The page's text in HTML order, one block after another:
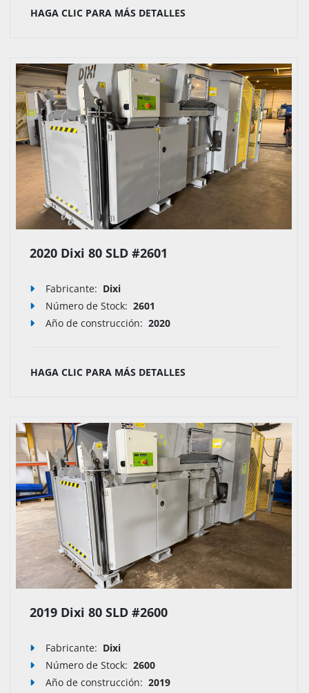
HAGA CLIC PARA MÁS DETALLES
2020 Dixi 80 SLD #2601
Fabricante: Dixi
Número de Stock: 2601
Año de construcción: 2020
HAGA CLIC PARA MÁS DETALLES
2019 Dixi 80 SLD #2600
Fabricante: Dixi
Número de Stock: 2600
Año de construcción: 2019